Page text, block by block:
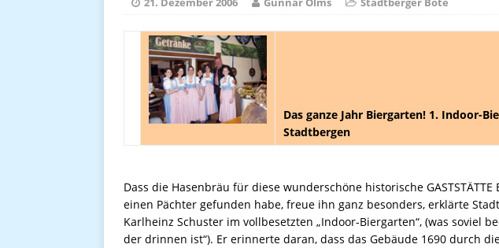
Das ganze Jahr Biergarten! 1. Indoor-
Stadtbergen
Dass die Hasenbräu für diese wunderschöne historische GASTSTÄTTE
einen Pächter gefunden habe, freue ihn ganz besonders, erklärte
Karlheinz Schuster im vollbesetzten „Indoor-Biergarten“, (was soviel
der drinnen ist“). Er erinnerte daran, dass das Gebäude 1690 durch